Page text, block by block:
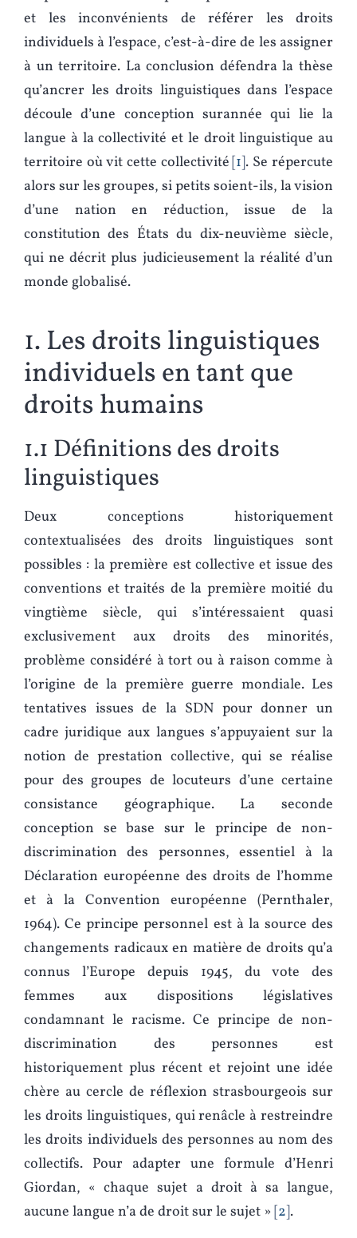
et les inconvénients de référer les droits
individuels à l’espace, c’est-à-dire de les assigner
à un territoire. La conclusion défendra la thèse
qu’ancrer les droits linguistiques dans l’espace
découle d’une conception surannée qui lie la
langue à la collectivité et le droit linguistique au
territoire où vit cette collectivité 1 . Se répercute
alors sur les groupes, si petits soient-ils, la vision
d’une nation en réduction, issue de la
constitution des États du dix-neuvième siècle,
qui ne décrit plus judicieusement la réalité d’un
monde globalisé.
1. Les droits linguistiques
individuels en tant que
droits humains
1.1 Définitions des droits
linguistiques
Deux conceptions historiquement
contextualisées des droits linguistiques sont
possibles : la première est collective et issue des
conventions et traités de la première moitié du
vingtième siècle, qui s’intéressaient quasi
exclusivement aux droits des minorités,
problème considéré à tort ou à raison comme à
l’origine de la première guerre mondiale. Les
tentatives issues de la SDN pour donner un
cadre juridique aux langues s’appuyaient sur la
notion de prestation collective, qui se réalise
pour des groupes de locuteurs d’une certaine
consistance géographique. La seconde
conception se base sur le principe de non-
discrimination des personnes, essentiel à la
Déclaration européenne des droits de l’homme
et à la Convention européenne (Pernthaler,
1964). Ce principe personnel est à la source des
changements radicaux en matière de droits qu’a
connus l’Europe depuis 1945, du vote des
femmes aux dispositions législatives
condamnant le racisme. Ce principe de non-
discrimination des personnes est
historiquement plus récent et rejoint une idée
chère au cercle de réflexion strasbourgeois sur
les droits linguistiques, qui renâcle à restreindre
les droits individuels des personnes au nom des
collectifs. Pour adapter une formule d’Henri
Giordan, « chaque sujet a droit à sa langue,
aucune langue n’a de droit sur le sujet » 2 .